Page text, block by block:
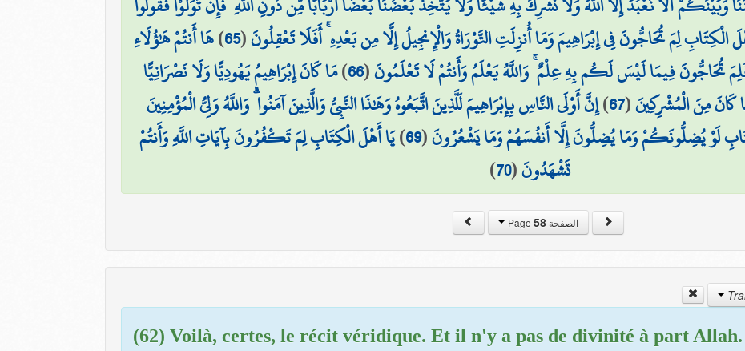
الْكِتَابِ لِمَ تُحَاجُّونَ فِي إِبْرَاهِيمَ وَمَا أُنزِلَتِ التَّوْرَاةُ وَالْإِنجِيلُ إِلَّا مِن بَعْدِهِ ۚ أَفَلَا تَعْقِلُونَ(
65
)هَا أَنتُمْ هَٰؤُلَاءِ
فِيمَا لَيْسَ لَكُم بِهِ عِلْمٌ ۚ وَاللَّهُ يَعْلَمُ وَأَنتُمْ لَا تَعْلَمُونَ(
66
)مَا كَانَ إِبْرَاهِيمُ يَهُودِيًّا وَلَا نَصْرَانِيًّا
مِنَ الْمُشْرِكِينَ(
67
)إِنَّ أَوْلَى النَّاسِ بِإِبْرَاهِيمَ لَلَّذِينَ اتَّبَعُوهُ وَهَٰذَا النَّبِيُّ وَالَّذِينَ آمَنُوا ۗ وَاللَّهُ وَلِيُّ الْمُؤْمِنِينَ
لَوْ يُضِلُّونَكُمْ وَمَا يُضِلُّونَ إِلَّا أَنفُسَهُمْ وَمَا يَشْعُرُونَ(
69
)يَا أَهْلَ الْكِتَابِ لِمَ تَكْفُرُونَ بِآيَاتِ اللَّهِ وَأَنتُمْ
تَشْهَدُونَ(
70
)
الصفحة Page58
(62) Voilà, certes, le récit véridique. Et il n'y a pas de divinité à part